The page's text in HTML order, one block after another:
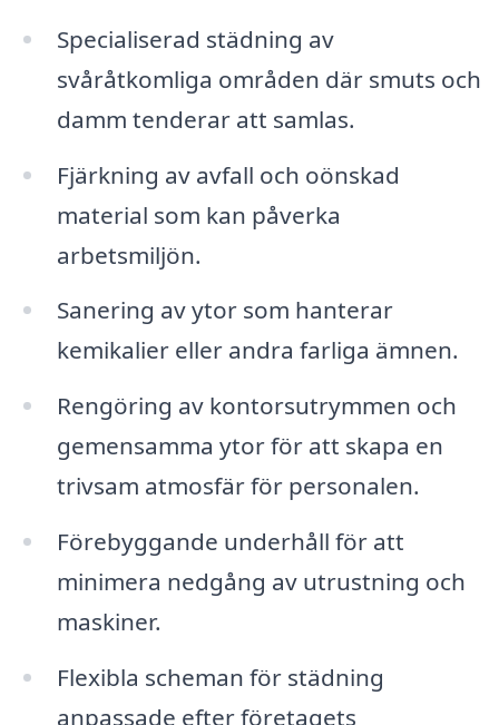
Specialiserad städning av
svåråtkomliga områden där smuts och
damm tenderar att samlas.
Fjärkning av avfall och oönskad
material som kan påverka
arbetsmiljön.
Sanering av ytor som hanterar
kemikalier eller andra farliga ämnen.
Rengöring av kontorsutrymmen och
gemensamma ytor för att skapa en
trivsam atmosfär för personalen.
Förebyggande underhåll för att
minimera nedgång av utrustning och
maskiner.
Flexibla scheman för städning
anpassade efter företagets